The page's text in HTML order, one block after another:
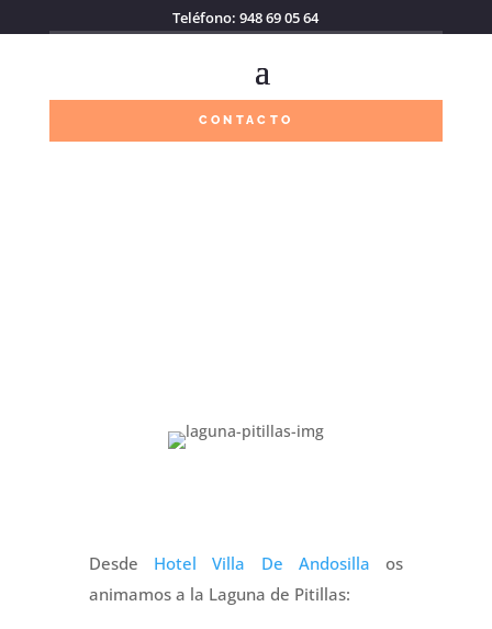
Teléfono: 948 69 05 64
CONTACTO
Desde Hotel Villa De Andosilla os
animamos a la Laguna de Pitillas: